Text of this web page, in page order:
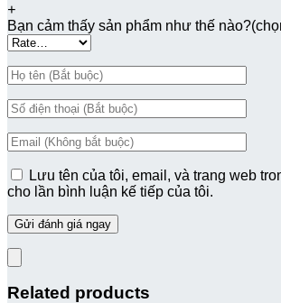
+
Bạn cảm thấy sản phẩm như thế
Lưu tên của tôi, email, và trang web
cho lần bình luận kế tiếp của tôi.
Related products